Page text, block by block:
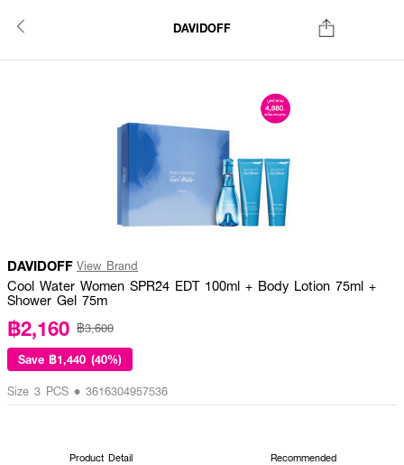
DAVIDOFF
DAVIDOFF View Brand
Cool Water Women SPR24 EDT 100ml + Body Lotion 75ml +
Shower Gel 75m
฿2,160 ฿3,600
Save ฿1,440 (40%)
Size 3 PCS • 3616304957536
Product Detail Recommended